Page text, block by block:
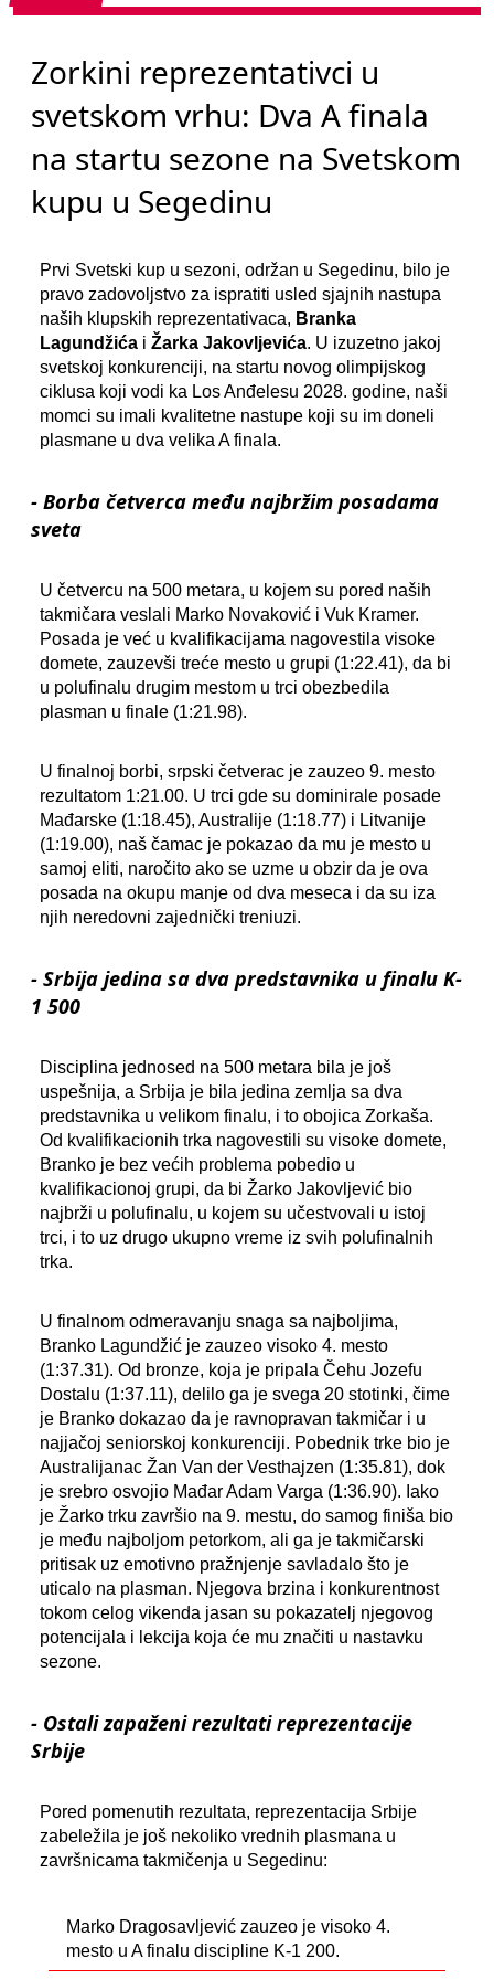
Zorkini reprezentativci u
svetskom vrhu: Dva A finala
na startu sezone na Svetskom
kupu u Segedinu
Prvi Svetski kup u sezoni, održan u Segedinu, bilo je
pravo zadovoljstvo za ispratiti usled sjajnih nastupa
naših klupskih reprezentativaca, Branka
Lagundžića i Žarka Jakovljevića. U izuzetno jakoj
svetskoj konkurenciji, na startu novog olimpijskog
ciklusa koji vodi ka Los Anđelesu 2028. godine, naši
momci su imali kvalitetne nastupe koji su im doneli
plasmane u dva velika A finala.
- Borba četverca među najbržim posadama
sveta
U četvercu na 500 metara, u kojem su pored naših
takmičara veslali Marko Novaković i Vuk Kramer.
Posada je već u kvalifikacijama nagovestila visoke
domete, zauzevši treće mesto u grupi (1:22.41), da bi
u polufinalu drugim mestom u trci obezbedila
plasman u finale (1:21.98).
U finalnoj borbi, srpski četverac je zauzeo 9. mesto
rezultatom 1:21.00. U trci gde su dominirale posade
Mađarske (1:18.45), Australije (1:18.77) i Litvanije
(1:19.00), naš čamac je pokazao da mu je mesto u
samoj eliti, naročito ako se uzme u obzir da je ova
posada na okupu manje od dva meseca i da su iza
njih neredovni zajednički treniuzi.
- Srbija jedina sa dva predstavnika u finalu K-
1 500
Disciplina jednosed na 500 metara bila je još
uspešnija, a Srbija je bila jedina zemlja sa dva
predstavnika u velikom finalu, i to obojica Zorkaša.
Od kvalifikacionih trka nagovestili su visoke domete,
Branko je bez većih problema pobedio u
kvalifikacionoj grupi, da bi Žarko Jakovljević bio
najbrži u polufinalu, u kojem su učestvovali u istoj
trci, i to uz drugo ukupno vreme iz svih polufinalnih
trka.
U finalnom odmeravanju snaga sa najboljima,
Branko Lagundžić je zauzeo visoko 4. mesto
(1:37.31). Od bronze, koja je pripala Čehu Jozefu
Dostalu (1:37.11), delilo ga je svega 20 stotinki, čime
je Branko dokazao da je ravnopravan takmičar i u
najjačoj seniorskoj konkurenciji. Pobednik trke bio je
Australijanac Žan Van der Vesthajzen (1:35.81), dok
je srebro osvojio Mađar Adam Varga (1:36.90). Iako
je Žarko trku završio na 9. mestu, do samog finiša bio
je među najboljom petorkom, ali ga je takmičarski
pritisak uz emotivno pražnjenje savladalo što je
uticalo na plasman. Njegova brzina i konkurentnost
tokom celog vikenda jasan su pokazatelj njegovog
potencijala i lekcija koja će mu značiti u nastavku
sezone.
- Ostali zapaženi rezultati reprezentacije
Srbije
Pored pomenutih rezultata, reprezentacija Srbije
zabeležila je još nekoliko vrednih plasmana u
završnicama takmičenja u Segedinu:
Marko Dragosavljević zauzeo je visoko 4.
mesto u A finalu discipline K-1 200.